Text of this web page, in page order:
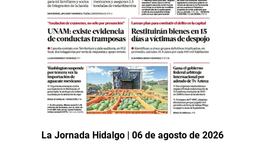
La Jornada Hidalgo | 06 de agosto de 2026